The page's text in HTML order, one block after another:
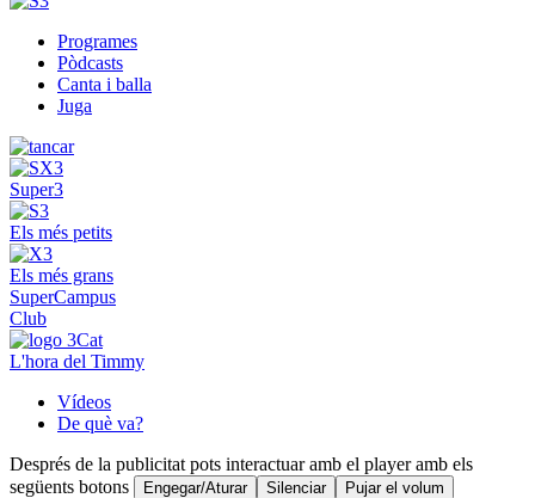
Programes
Pòdcasts
Canta i balla
Juga
Super3
Els més petits
Els més grans
SuperCampus
Club
L'hora del Timmy
Vídeos
De què va?
Després de la publicitat pots interactuar amb el player amb els
següents botons
Engegar/Aturar Silenciar
Pujar el volum